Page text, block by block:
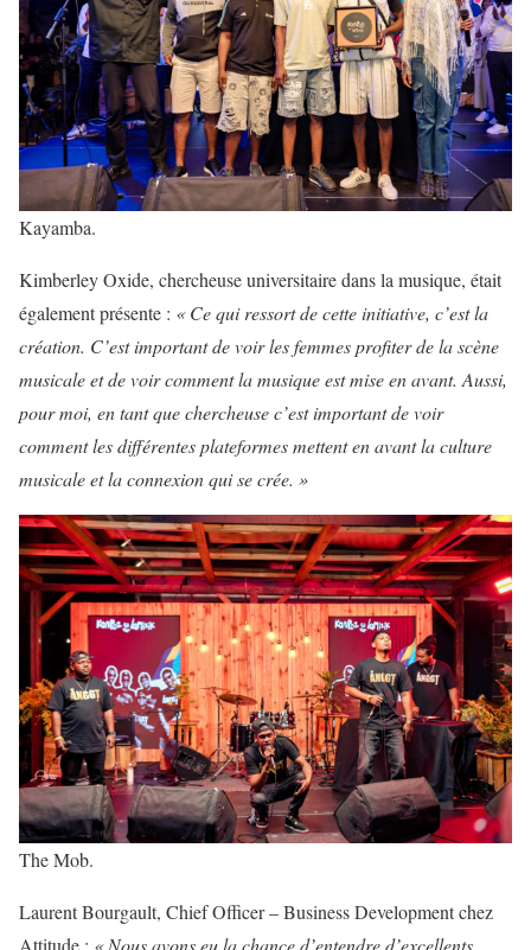
Kayamba.
Kimberley Oxide, chercheuse universitaire dans la musique, était
également présente : « Ce qui ressort de cette initiative, c’est la
création. C’est important de voir les femmes profiter de la scène
musicale et de voir comment la musique est mise en avant. Aussi,
pour moi, en tant que chercheuse c’est important de voir
comment les différentes plateformes mettent en avant la culture
musicale et la connexion qui se crée. »
The Mob.
Laurent Bourgault, Chief Officer – Business Development chez
Attitude : « Nous avons eu la chance d’entendre d’excellents